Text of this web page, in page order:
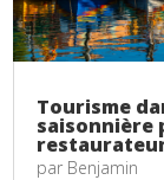
Tourisme
saisonnière
par Benjamin